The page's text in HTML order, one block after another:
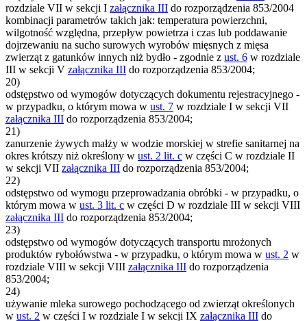
rozdziale VII w sekcji I załącznika III do rozporządzenia 853/2004
kombinacji parametrów takich jak: temperatura powierzchni,
wilgotność względna, przepływ powietrza i czas lub poddawanie
dojrzewaniu na sucho surowych wyrobów mięsnych z mięsa
zwierząt z gatunków innych niż bydło - zgodnie z ust. 6 w rozdziale
III w sekcji V załącznika III do rozporządzenia 853/2004;
20)
odstępstwo od wymogów dotyczących dokumentu rejestracyjnego -
w przypadku, o którym mowa w ust. 7 w rozdziale I w sekcji VII
załącznika III do rozporządzenia 853/2004;
21)
zanurzenie żywych małży w wodzie morskiej w strefie sanitarnej na
okres krótszy niż określony w ust. 2 lit. c w części C w rozdziale II
w sekcji VII załącznika III do rozporządzenia 853/2004;
22)
odstępstwo od wymogu przeprowadzania obróbki - w przypadku, o
którym mowa w ust. 3 lit. c w części D w rozdziale III w sekcji VIII
załącznika III do rozporządzenia 853/2004;
23)
odstępstwo od wymogów dotyczących transportu mrożonych
produktów rybołówstwa - w przypadku, o którym mowa w ust. 2 w
rozdziale VIII w sekcji VIII załącznika III do rozporządzenia
853/2004;
24)
używanie mleka surowego pochodzącego od zwierząt określonych
w ust. 2 w części I w rozdziale I w sekcji IX załącznika III do